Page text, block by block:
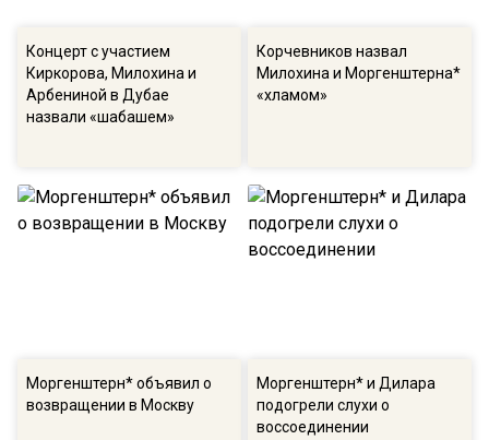
Концерт с участием
Киркорова, Милохина и
Арбениной в Дубае
назвали «шабашем»
Корчевников назвал
Милохина и Моргенштерна*
«хламом»
Моргенштерн* объявил о
возвращении в Москву
Моргенштерн* и Дилара
подогрели слухи о
воссоединении